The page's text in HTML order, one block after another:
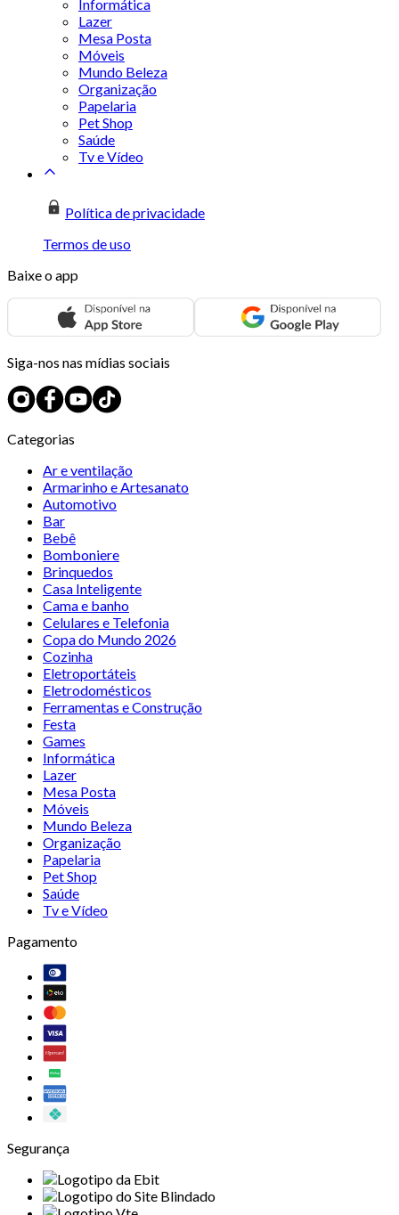
Informática
Lazer
Mesa Posta
Móveis
Mundo Beleza
Organização
Papelaria
Pet Shop
Saúde
Tv e Vídeo
Política de privacidade
Termos de uso
Baixe o app
Siga-nos nas mídias sociais
Categorias
Ar e ventilação
Armarinho e Artesanato
Automotivo
Bar
Bebê
Bomboniere
Brinquedos
Casa Inteligente
Cama e banho
Celulares e Telefonia
Copa do Mundo 2026
Cozinha
Eletroportáteis
Eletrodomésticos
Ferramentas e Construção
Festa
Games
Informática
Lazer
Mesa Posta
Móveis
Mundo Beleza
Organização
Papelaria
Pet Shop
Saúde
Tv e Vídeo
Pagamento
Segurança